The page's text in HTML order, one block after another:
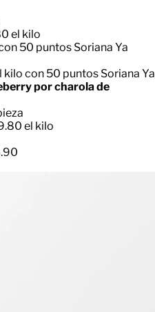
el kilo
50 puntos Soriana Ya
con 50 puntos Soriana Ya
por charola de
el kilo